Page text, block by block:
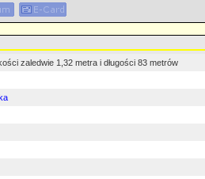
zaledwie 1,32 metra i długości 83 metrów